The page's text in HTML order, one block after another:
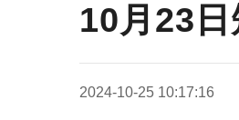
10月23
2024-10-25 10:17:16